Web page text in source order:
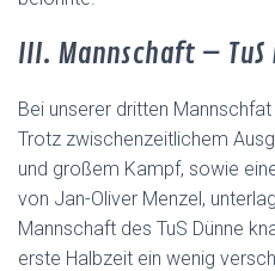
III. Mannschaft – TuS
Bei unserer dritten
Trotz zwischenzeitlichem
und großem Kampf, sowie
von Jan-Oliver Menzel,
Mannschaft des TuS Dünne
erste Halbzeit ein wenig